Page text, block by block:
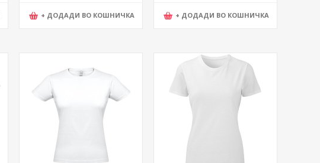
+ ДОДАДИ ВО КОШНИЧКА + ДОДАДИ ВО КОШНИЧКА